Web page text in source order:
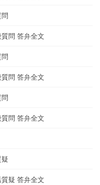
問 答弁全文
問 答弁全文
問 答弁全文
疑 答弁全文